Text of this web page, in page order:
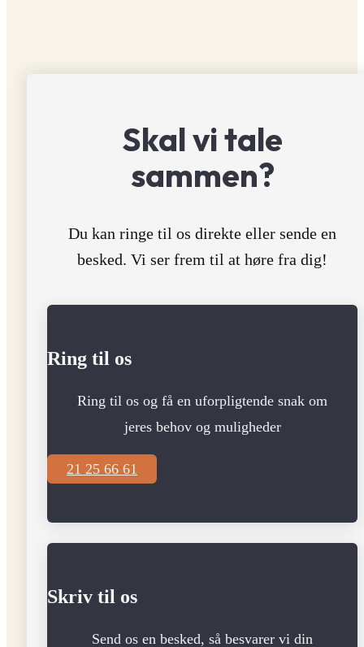
Skal vi tale
sammen?
Du kan ringe til os direkte eller sende en
besked. Vi ser frem til at høre fra dig!
Ring til os
Ring til os og få en uforpligtende snak om
jeres behov og muligheder
21 25 66 61
Skriv til os
Send os en besked, så besvarer vi din